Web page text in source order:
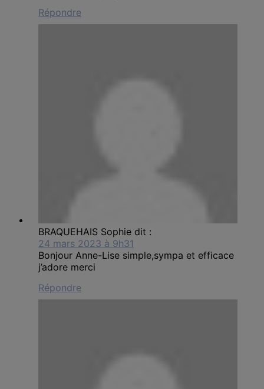
Répondre
BRAQUEHAIS Sophie dit :
24 mars 2023 à 9h31
Bonjour Anne-Lise simple,sympa et efficace
j’adore merci
Répondre